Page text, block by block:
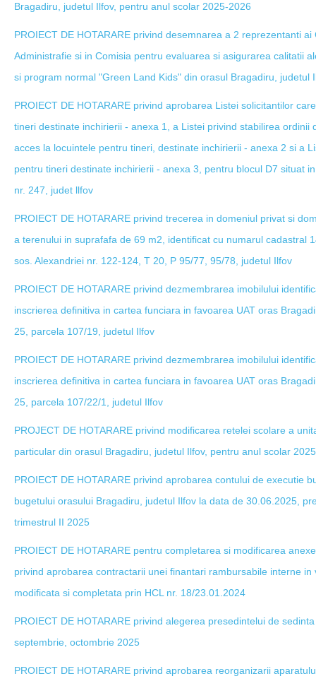
Bragadiru, judetul Ilfov, pentru anul scolar 2025-2026
PROIECT DE HOTARARE privind desemnarea a 2 reprezentanti
Administrafie si in Comisia pentru evaluarea si asigurarea calitatii
si program normal "Green Land Kids" din orasul Bragadiru, judetul
PROIECT DE HOTARARE privind aprobarea Listei solicitantilor
tineri destinate inchirierii - anexa 1, a Listei privind stabilirea ordinii
acces la locuintele pentru tineri, destinate inchirierii - anexa 2 si a
pentru tineri destinate inchirierii - anexa 3, pentru blocul D7 situat
nr. 247, judet llfov
PROIECT DE HOTARARE privind trecerea in domeniul privat si
a terenului in suprafafa de 69 m2, identificat cu numarul cadastral
sos. Alexandriei nr. 122-124, T 20, P 95/77, 95/78, judetul Ilfov
PROIECT DE HOTARARE privind dezmembrarea imobilului
inscrierea definitiva in cartea funciara in favoarea UAT oras
25, parcela 107/19, judetul Ilfov
PROIECT DE HOTARARE privind dezmembrarea imobilului
inscrierea definitiva in cartea funciara in favoarea UAT oras
25, parcela 107/22/1, judetul Ilfov
PROJECT DE HOTARARE privind modificarea retelei scolare a
particular din orasul Bragadiru, judetul Ilfov, pentru anul scolar
PROIECT DE HOTARARE privind aprobarea contului de executie
bugetului orasului Bragadiru, judetul Ilfov la data de 30.06.2025,
trimestrul II 2025
PROIECT DE HOTARARE pentru completarea si modificarea
privind aprobarea contractarii unei finantari rambursabile interne
modificata si completata prin HCL nr. 18/23.01.2024
PROIECT DE HOTARARE privind alegerea presedintelui de
septembrie, octombrie 2025
PROIECT DE HOTARARE privind aprobarea reorganizarii